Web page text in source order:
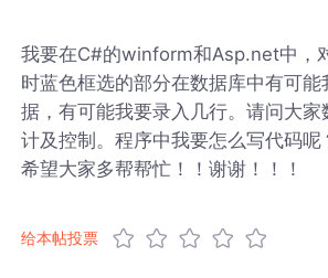
我要在C#的winform和Asp.net中，
时蓝色框选的部分在数据库中有可能
据，有可能我要录入几行。请问大家
计及控制。程序中我要怎么写代码呢
希望大家多帮帮忙！！谢谢！！！
给本帖投票